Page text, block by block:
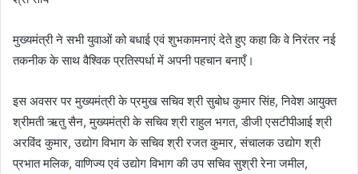
मुख्यमंत्री ने सभी युवाओं को बधाई एवं शुभकामनाएं देते हुए कहा कि वे निरंतर नई
तकनीक के साथ वैश्विक प्रतिस्पर्धा में अपनी पहचान बनाएँ।
इस अवसर पर मुख्यमंत्री के प्रमुख सचिव श्री सुबोध कुमार सिंह, निवेश आयुक्त
श्रीमती ऋतु सैन, मुख्यमंत्री के सचिव श्री राहुल भगत, डीजी एसटीपीआई श्री
अरविंद कुमार, उद्योग विभाग के सचिव श्री रजत कुमार, संचालक उद्योग श्री
प्रभात मलिक, वाणिज्य एवं उद्योग विभाग की उप सचिव सुश्री रेना जमील,